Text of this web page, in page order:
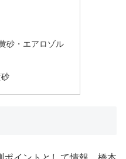
砂・エアロゾル